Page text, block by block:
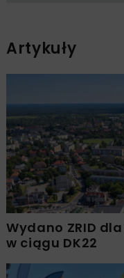
Artykuły
Wydano ZRID
w ciągu DK22